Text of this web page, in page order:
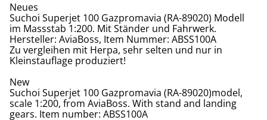
Neues
Suchoi Superjet 100 Gazpromavia (RA-89020) Modell
im Massstab 1:200. Mit Ständer und Fahrwerk.
Hersteller: AviaBoss, Item Nummer: ABSS100A
Zu vergleihen mit Herpa, sehr selten und nur in
Kleinstauflage produziert!
New
Suchoi Superjet 100 Gazpromavia (RA-89020)model,
scale 1:200, from AviaBoss. With stand and landing
gears. Item number: ABSS100A